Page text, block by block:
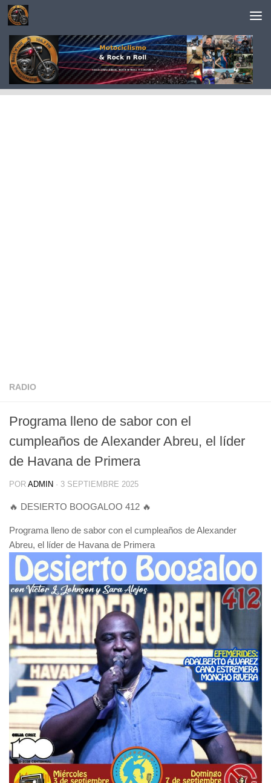
Saltar al contenido
RADIO
Programa lleno de sabor con el
cumpleaños de Alexander Abreu, el líder
de Havana de Primera
POR ADMIN · 3 SEPTIEMBRE 2025
🔥 DESIERTO BOOGALOO 412 🔥
Programa lleno de sabor con el cumpleaños de Alexander
Abreu, el líder de Havana de Primera